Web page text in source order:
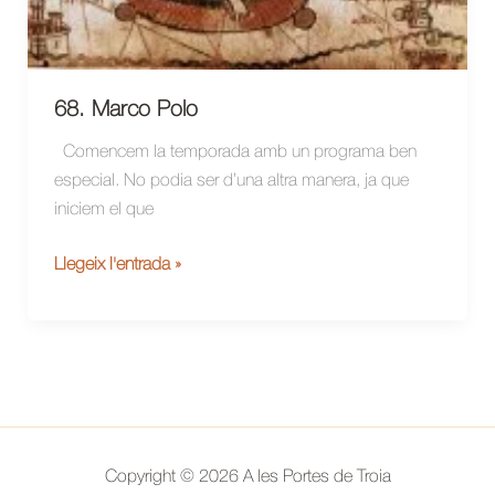
68. Marco Polo
Comencem la temporada amb un programa ben
especial. No podia ser d’una altra manera, ja que
iniciem el que
68.
Llegeix l'entrada »
Copyright © 2026 A les Portes de Troia